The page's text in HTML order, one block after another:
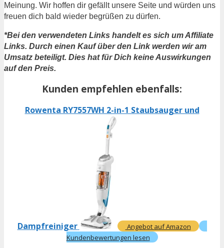
Meinung. Wir hoffen dir gefällt unsere Seite und würden uns
freuen dich bald wieder begrüßen zu dürfen.
*Bei den verwendeten Links handelt es sich um Affiliate
Links. Durch einen Kauf über den Link werden wir am
Umsatz beteiligt. Dies hat für Dich keine Auswirkungen
auf den Preis.
Kunden empfehlen ebenfalls:
Rowenta RY7557WH 2-in-1 Staubsauger und
Dampfreiniger
Angebot auf Amazon
Kundenbewertungen lesen